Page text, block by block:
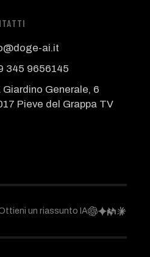
ai.it
345 9656145
Giardino Generale, 6
Pieve del Grappa TV
un riassunto IA